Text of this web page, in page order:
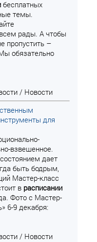
бесплатных
темы.
рады. А чтобы
пропустить –
обязательно
/ Новости
для
взвешенное.
дает
быть бодрым,
Мастер-класс
в расписании
Фото с Мастер-
6-9 декабря:
/ Новости